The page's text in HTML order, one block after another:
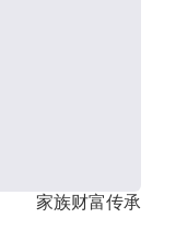
家族财富传承